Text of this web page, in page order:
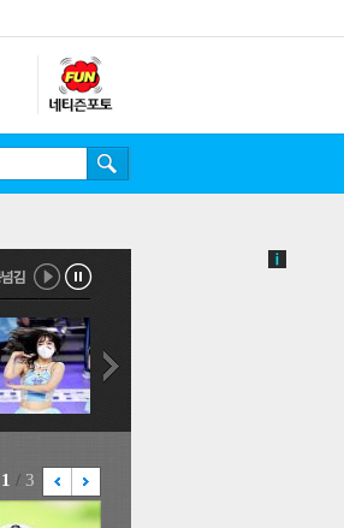
1 / 3